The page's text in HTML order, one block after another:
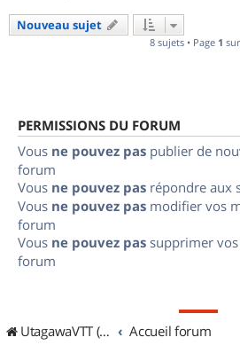
Nouveau sujet
8 sujets • Page 1 sur
PERMISSIONS DU FORUM
Vous ne pouvez pas publier de
forum
Vous ne pouvez pas répondre aux
Vous ne pouvez pas modifier vos
forum
Vous ne pouvez pas supprimer vos
forum
UtagawaVTT (Randos VTT et VTTAE avec traces GPS) Accueil forum